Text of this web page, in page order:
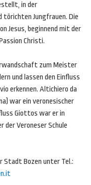
in der
törichten Jungfrauen. Die
Jesus, beginnend mit der
Christi.
zum Meister
und lassen den Einfluss
erkennen. Altichiero da
war ein veronesischer
Giottos war er in
der Veroneser Schule
Stadt Bozen unter Tel.: